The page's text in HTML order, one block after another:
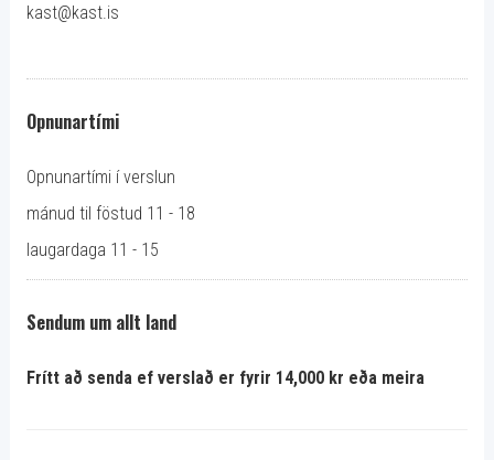
kast@kast.is
Opnunartími
Opnunartími í verslun
mánud til föstud 11 - 18
laugardaga 11 - 15
Sendum um allt land
Frítt að senda ef verslað er fyrir 14,000 kr eða meira